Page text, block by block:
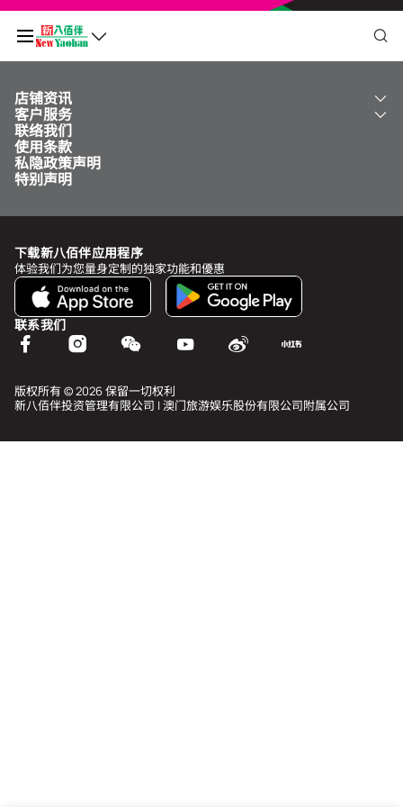
我的二维码
积分余额
于undefined前需再多消费MOP undefined，即可升级为
查看积分历史和状态
我的帐户
个人资料与安全
会籍礼遇
下载新八佰伴应用程序
体验我们为您量身定制的独家功能和優惠
联系我们
店铺资讯
关于我们
新八佰伴
NY8 新八佰伴
儿童世界
新八佰伴特卖店
客户服务
工银新八佰伴 VISA 卡
免费送货服务
泊车
其他服务
联络我们
使用条款
私隐政策声明
特别声明
版权所有 © 2026 保留一切权利
新八佰伴投资管理有限公司 | 澳门旅游娱乐股份有限公司附属公司